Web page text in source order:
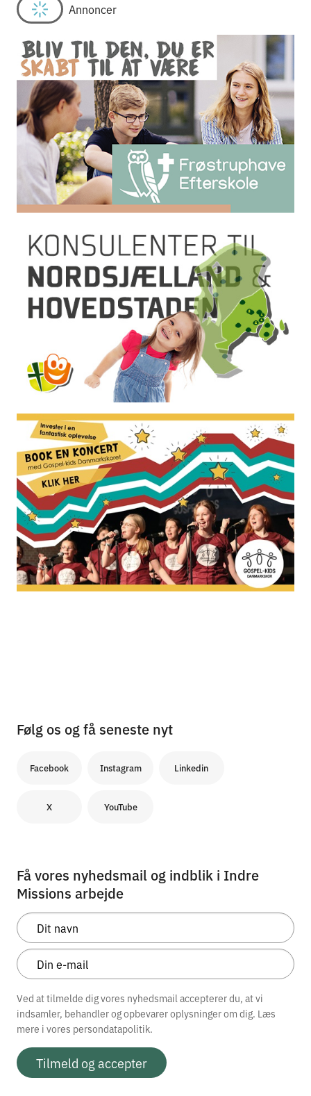
Annoncer
Følg os og få seneste nyt
Facebook Instagram Linkedin
X YouTube
Få vores nyhedsmail og indblik i Indre
Missions arbejde
Ved at tilmelde dig vores nyhedsmail accepterer du, at vi
indsamler, behandler og opbevarer oplysninger om dig. Læs
mere i vores persondatapolitik.
Tilmeld og accepter